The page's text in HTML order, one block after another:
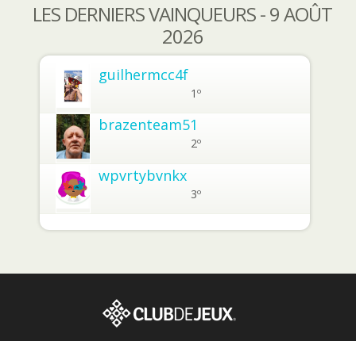
LES DERNIERS VAINQUEURS - 9 AOÛT
2026
guilhermcc4f
1º
brazenteam51
2º
wpvrtybvnkx
3º